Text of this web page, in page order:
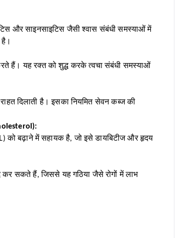
और साइनसाइटिस जैसी श्वास संबंधी समस्याओं में
हैं। यह रक्त को शुद्ध करके त्वचा संबंधी समस्याओं
दिलाती है। इसका नियमित सेवन कब्ज की
बढ़ाने में सहायक है, जो इसे डायबिटीज और हृदय
सकते हैं, जिससे यह गठिया जैसे रोगों में लाभ